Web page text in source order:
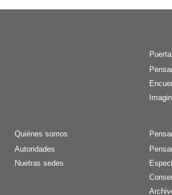
Quiénes somos
Autoridades
Nuetras sedes